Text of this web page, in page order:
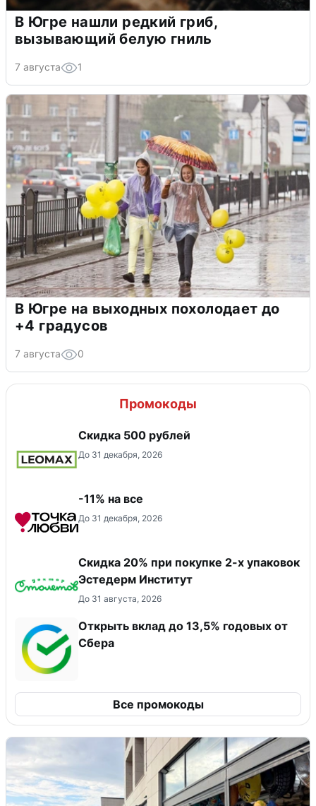
В Югре нашли редкий гриб,
вызывающий белую гниль
7 августа 1
В Югре на выходных похолодает до
+4 градусов
7 августа 0
Промокоды
Скидка 500 рублей
До 31 декабря, 2026
-11% на все
До 31 декабря, 2026
Скидка 20% при покупке 2-х упаковок
Эстедерм Институт
До 31 августа, 2026
Открыть вклад до 13,5% годовых от
Сбера
Все промокоды